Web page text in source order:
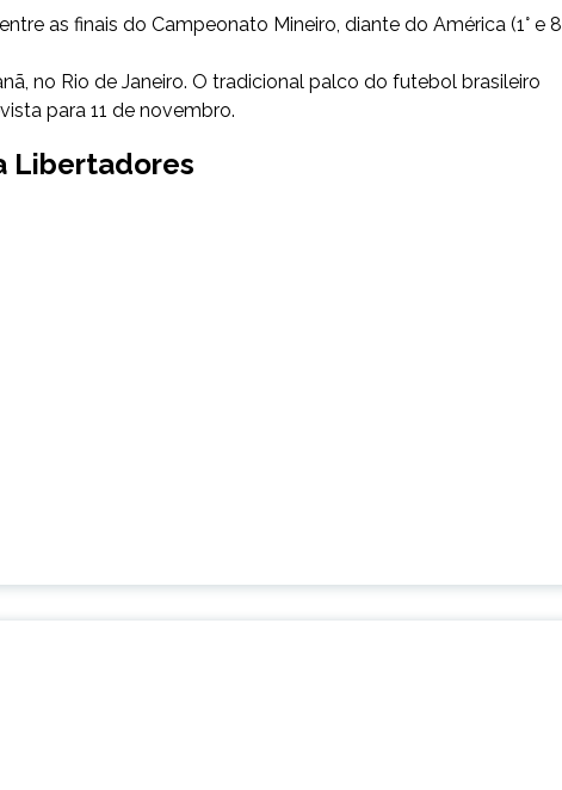
as finais do Campeonato Mineiro, diante do América (1° e 8
no Rio de Janeiro. O tradicional palco do futebol brasileiro
para 11 de novembro.
Libertadores